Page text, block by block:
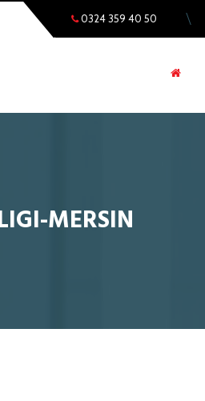
0324 359 40 50
MERSIN